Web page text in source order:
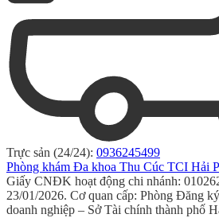
Trực sản (24/24): 0936245499
Phòng khám Đa khoa Thu Cúc TCI Hải
Giấy CNĐK hoạt động chi nhánh:
23/01/2026. Cơ quan cấp: Phòng Đăng
doanh nghiệp – Sở Tài chính thành phố